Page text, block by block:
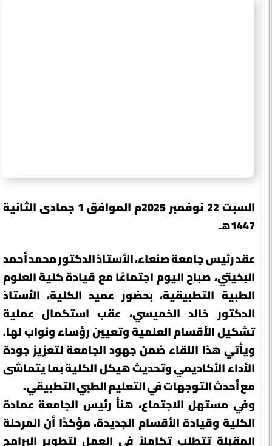
السبت 22 نوفمبر 2025م الموافق 1 جمادى الثانية
1447هـ
عقد رئيس جامعة صنعاء، الأستاذ الدكتور محمد أحمد
البخيتي، صباح اليوم اجتماعًا مع قيادة كلية العلوم
الطبية التطبيقية، بحضور عميد الكلية، الأستاذ
الدكتور خالد الخميسي، عقب استكمال عملية
تشكيل الأقسام العلمية وتعيين رؤساء ونواب لها.
ويأتي هذا اللقاء ضمن جهود الجامعة لتعزيز جودة
الأداء الأكاديمي وتحديث هيكل الكلية بما يتماشى
مع أحدث التوجهات في التعليم الطبي التطبيقي.
وفي مستهل الاجتماع، هنأ رئيس الجامعة عمادة
الكلية وقيادة الأقسام الجديدة، مؤكدًا أن المرحلة
المقبلة تتطلب تكاملاً في العمل لتطوير البرامج